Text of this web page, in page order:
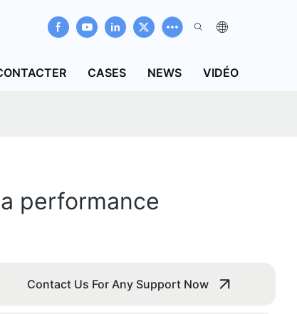
CASES NEWS VIDÉO
performance
Contact Us For Any Support Now